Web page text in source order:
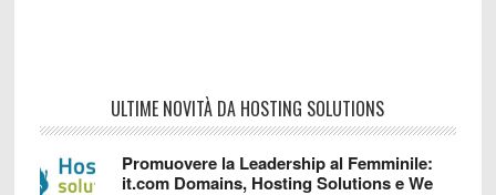
ULTIME NOVITÀ DA HOSTING SOLUTIONS
Promuovere la Leadership al Femminile:
it.com Domains, Hosting Solutions e We